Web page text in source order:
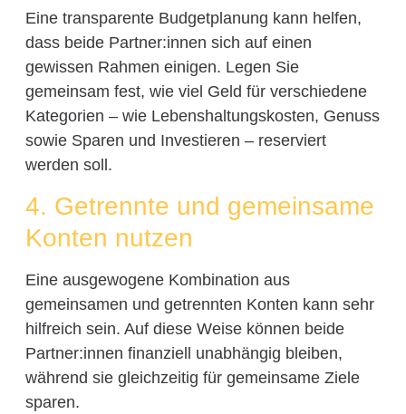
Eine transparente Budgetplanung kann helfen,
dass beide Partner:innen sich auf einen
gewissen Rahmen einigen. Legen Sie
gemeinsam fest, wie viel Geld für verschiedene
Kategorien – wie Lebenshaltungskosten, Genuss
sowie Sparen und Investieren – reserviert
werden soll.
4. Getrennte und gemeinsame
Konten nutzen
Eine ausgewogene Kombination aus
gemeinsamen und getrennten Konten kann sehr
hilfreich sein. Auf diese Weise können beide
Partner:innen finanziell unabhängig bleiben,
während sie gleichzeitig für gemeinsame Ziele
sparen.